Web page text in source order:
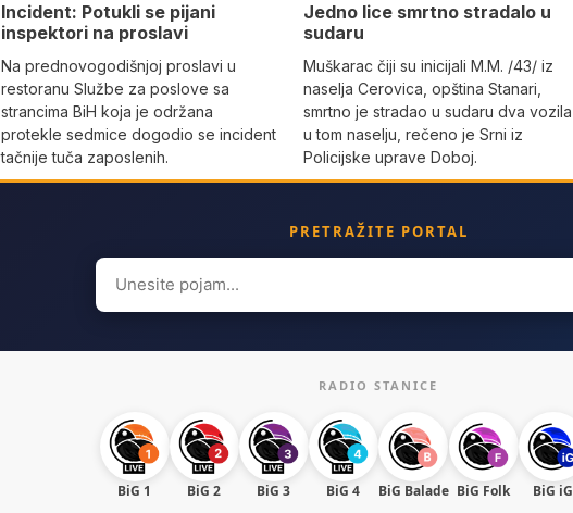
Incident: Potukli se pijani
inspektori na proslavi
Na prednovogodišnjoj proslavi u
restoranu Službe za poslove sa
strancima BiH koja je održana
protekle sedmice dogodio se incident
tačnije tuča zaposlenih.
Јedno lice smrtno stradalo u
sudaru
Muškarac čiji su inicijali M.M. /43/ iz
naselja Cerovica, opština Stanari,
smrtno je stradao u sudaru dva vozila
u tom naselju, rečeno je Srni iz
Policijske uprave Doboj.
PRETRAŽITE PORTAL
Search
for:
RADIO STANICE
BiG 1 BiG 2 BiG 3 BiG 4 BiG Balade BiG Folk BiG iG